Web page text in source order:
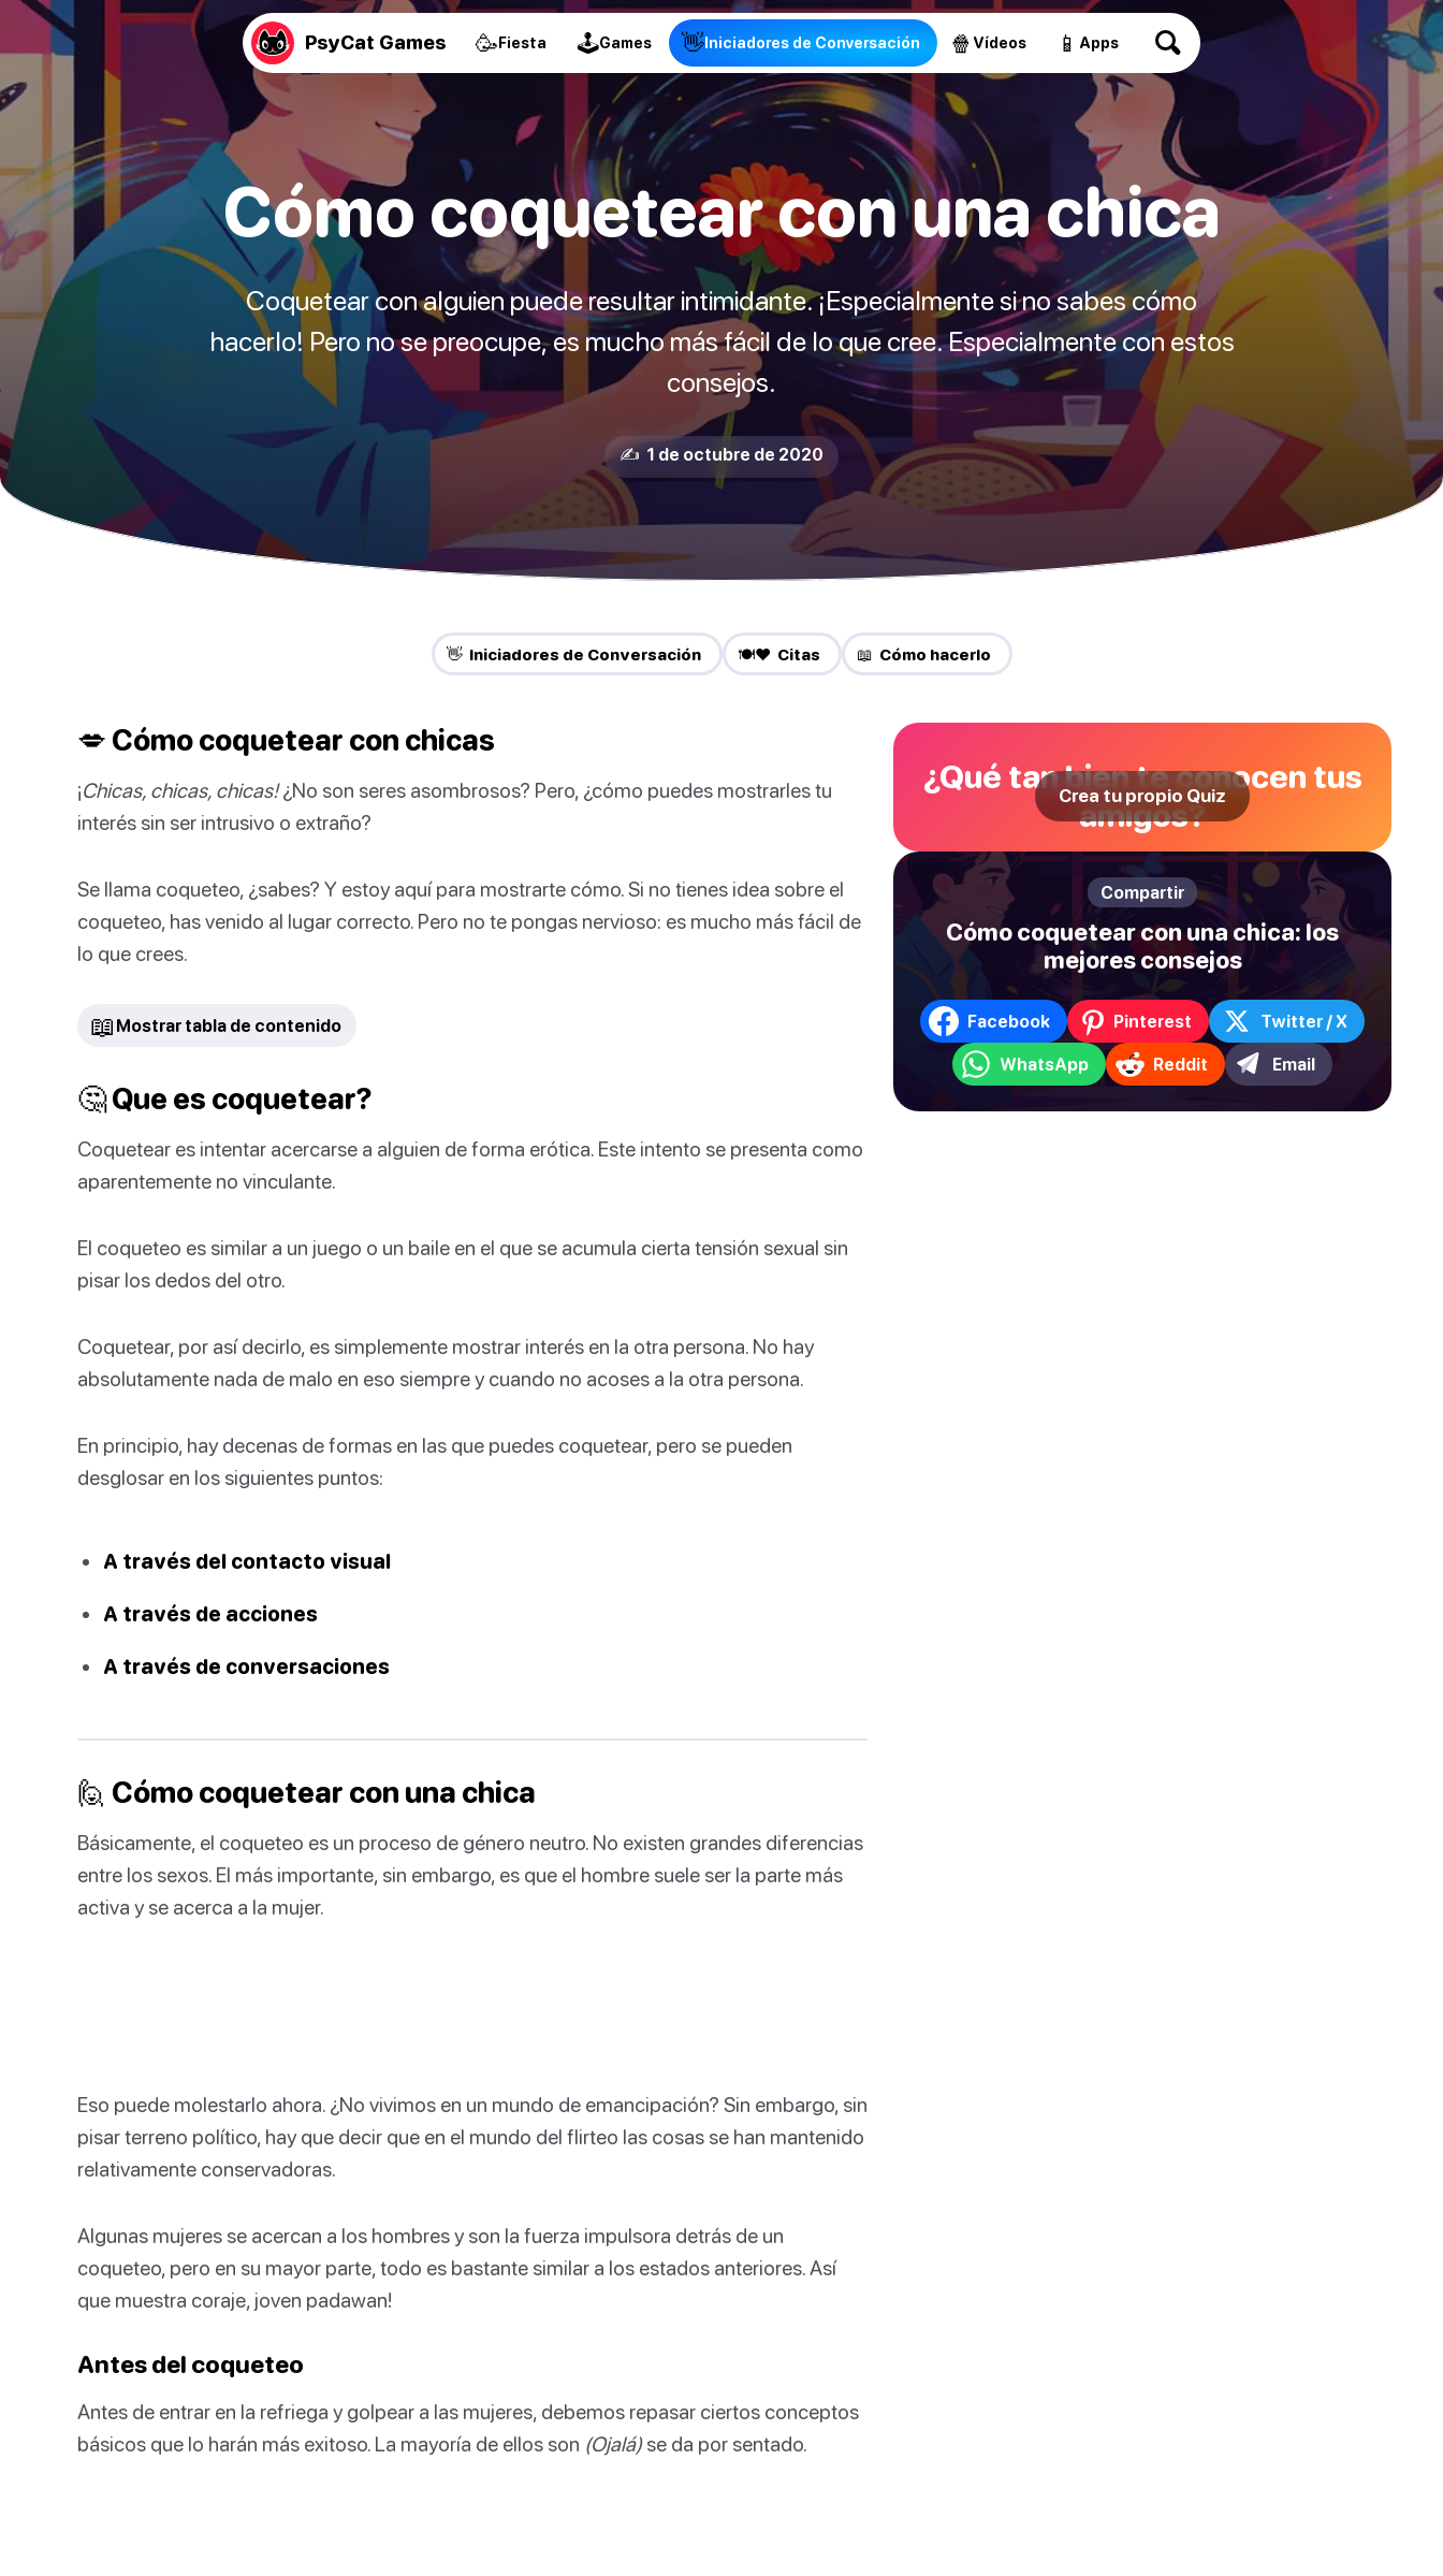
PsyCat Games 🥳Fiesta 🕹Games 👋Iniciadores de Conversación 🍿 Vídeos 📱 Apps
Cómo coquetear con una chica
Coquetear con alguien puede resultar intimidante. ¡Especialmente si no sabes cómo
hacerlo! Pero no se preocupe, es mucho más fácil de lo que cree. Especialmente con estos
consejos.
✍️ 1 de octubre de 2020
👋 Iniciadores de Conversación 🍽️❤️ Citas 📖 Cómo hacerlo
💋 Cómo coquetear con chicas
¡Chicas, chicas, chicas!¿No son seres asombrosos? Pero, ¿cómo puedes mostrarles tu
interés sin ser intrusivo o extraño?
Se llama coqueteo, ¿sabes? Y estoy aquí para mostrarte cómo. Si no tienes idea sobre el
coqueteo, has venido al lugar correcto. Pero no te pongas nervioso: es mucho más fácil de
lo que crees.
📖 Mostrar tabla de contenido
🤔 Que es coquetear?
Coquetear es intentar acercarse a alguien de forma erótica. Este intento se presenta como
aparentemente no vinculante.
El coqueteo es similar a un juego o un baile en el que se acumula cierta tensión sexual sin
pisar los dedos del otro.
Coquetear, por así decirlo, es simplemente mostrar interés en la otra persona. No hay
absolutamente nada de malo en eso siempre y cuando no acoses a la otra persona.
En principio, hay decenas de formas en las que puedes coquetear, pero se pueden
desglosar en los siguientes puntos:
A través del contacto visual
A través de acciones
A través de conversaciones
🙋‍ Cómo coquetear con una chica
Básicamente, el coqueteo es un proceso de género neutro. No existen grandes diferencias
entre los sexos. El más importante, sin embargo, es que el hombre suele ser la parte más
activa y se acerca a la mujer.
Eso puede molestarlo ahora. ¿No vivimos en un mundo de emancipación? Sin embargo, sin
pisar terreno político, hay que decir que en el mundo del flirteo las cosas se han mantenido
relativamente conservadoras.
Algunas mujeres se acercan a los hombres y son la fuerza impulsora detrás de un
coqueteo, pero en su mayor parte, todo es bastante similar a los estados anteriores. Así
que muestra coraje, joven padawan!
Antes del coqueteo
Antes de entrar en la refriega y golpear a las mujeres, debemos repasar ciertos conceptos
básicos que lo harán más exitoso. La mayoría de ellos son (Ojalá)se da por sentado.
¿Qué tan bien te conocen tus
amigos?
Crea tu propio Quiz
Compartir
Cómo coquetear con una chica: los
mejores consejos
Facebook Pinterest Twitter / X
WhatsApp Reddit Email